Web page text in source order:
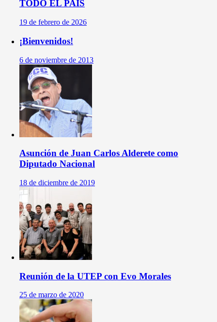
TODO EL PAÍS
19 de febrero de 2026
¡Bienvenidos!
6 de noviembre de 2013
Asunción de Juan Carlos Alderete como
Diputado Nacional
18 de diciembre de 2019
Reunión de la UTEP con Evo Morales
25 de marzo de 2020